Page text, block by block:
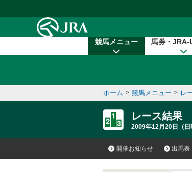
競馬メニュー 馬券・JRA-
ホーム > 競馬メニュー > レ
レース結果
2009年12月20日（
開催お知らせ 出馬表